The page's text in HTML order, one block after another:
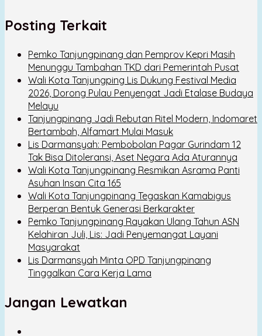
Posting Terkait
Pemko Tanjungpinang dan Pemprov Kepri Masih
Menunggu Tambahan TKD dari Pemerintah Pusat
Wali Kota Tanjungping Lis Dukung Festival Media
2026, Dorong Pulau Penyengat Jadi Etalase Budaya
Melayu
Tanjungpinang Jadi Rebutan Ritel Modern, Indomaret
Bertambah, Alfamart Mulai Masuk
Lis Darmansyah: Pembobolan Pagar Gurindam 12
Tak Bisa Ditoleransi, Aset Negara Ada Aturannya
Wali Kota Tanjungpinang Resmikan Asrama Panti
Asuhan Insan Cita 165
Wali Kota Tanjungpinang Tegaskan Kamabigus
Berperan Bentuk Generasi Berkarakter
Pemko Tanjungpinang Rayakan Ulang Tahun ASN
Kelahiran Juli, Lis: Jadi Penyemangat Layani
Masyarakat
Lis Darmansyah Minta OPD Tanjungpinang
Tinggalkan Cara Kerja Lama
Jangan Lewatkan